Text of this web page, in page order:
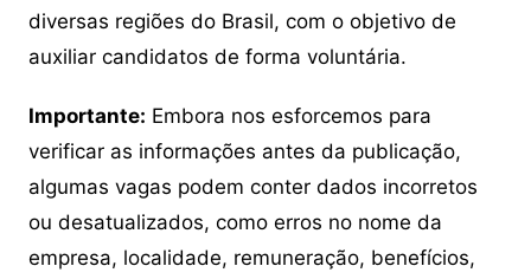
diversas regiões do Brasil, com o objetivo de
auxiliar candidatos de forma voluntária.
Importante: Embora nos esforcemos para
verificar as informações antes da publicação,
algumas vagas podem conter dados incorretos
ou desatualizados, como erros no nome da
empresa, localidade, remuneração, benefícios,